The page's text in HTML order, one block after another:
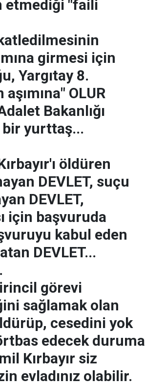
etmediği "faili
girmesi için
Yargıtay 8.
OLUR
Bakanlığı
bir yurttaş...
öldüren
DEVLET, suçu
DEVLET,
için başvuruda
kabul eden
DEVLET...
görevi
sağlamak olan
cesedini yok
edecek duruma
Kırbayır siz
evladınız olabilir.